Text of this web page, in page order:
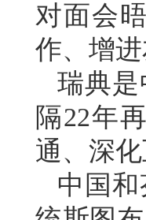
对面会
作、增
瑞典
隔22年
通、深
中国